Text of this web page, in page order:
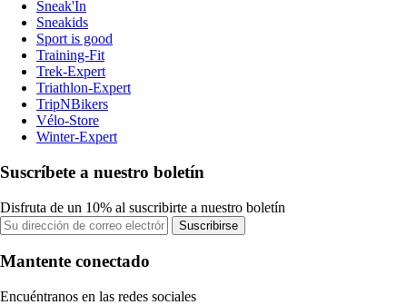
Sneak'In
Sneakids
Sport is good
Training-Fit
Trek-Expert
Triathlon-Expert
TripNBikers
Vélo-Store
Winter-Expert
Suscríbete a nuestro boletín
Disfruta de un 10% al suscribirte a nuestro boletín
Suscribirse
Mantente conectado
Encuéntranos en las redes sociales